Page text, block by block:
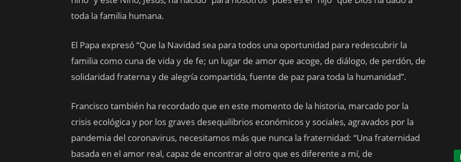
toda la familia humana.
El Papa expresó “Que la Navidad sea para todos una oportunidad para redescubrir la
familia como cuna de vida y de fe; un lugar de amor que acoge, de diálogo, de perdón, de
solidaridad fraterna y de alegría compartida, fuente de paz para toda la humanidad”.
Francisco también ha recordado que en este momento de la historia, marcado por la
crisis ecológica y por los graves desequilibrios económicos y sociales, agravados por la
pandemia del coronavirus, necesitamos más que nunca la fraternidad: “Una fraternidad
basada en el amor real, capaz de encontrar al otro que es diferente a mí, de